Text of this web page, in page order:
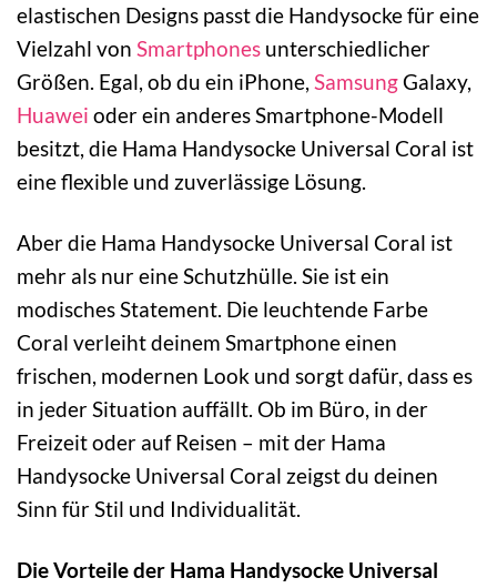
elastischen Designs passt die Handysocke für eine
Vielzahl von Smartphones unterschiedlicher
Größen. Egal, ob du ein iPhone, SamsungGalaxy,
Huawei oder ein anderes Smartphone-Modell
besitzt, die Hama Handysocke Universal Coral ist
eine flexible und zuverlässige Lösung.
Aber die Hama Handysocke Universal Coral ist
mehr als nur eine Schutzhülle. Sie ist ein
modisches Statement. Die leuchtende Farbe
Coral verleiht deinem Smartphone einen
frischen, modernen Look und sorgt dafür, dass es
in jeder Situation auffällt. Ob im Büro, in der
Freizeit oder auf Reisen – mit der Hama
Handysocke Universal Coral zeigst du deinen
Sinn für Stil und Individualität.
Die Vorteile der Hama Handysocke Universal